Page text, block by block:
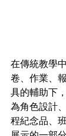
在傳統教學
卷、作業、
具的輔助下
為角色設計
程紀念品、